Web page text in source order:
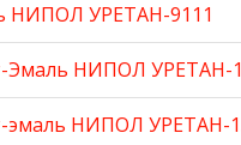
НИПОЛ УРЕТАН-9111
Эмаль НИПОЛ УРЕТАН-
эмаль НИПОЛ УРЕТАН-